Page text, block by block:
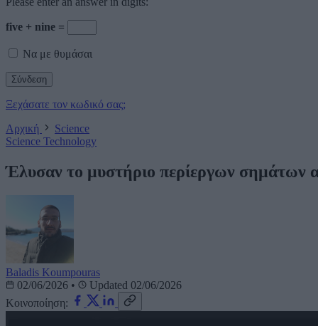
five + nine =
Να με θυμάσαι
Ξεχάσατε τον κωδικό σας;
Αρχική
Science
Science Technology
Έλυσαν το μυστήριο περίεργων σημάτων
Baladis Koumpouras
02/06/2026 •
Updated 02/06/2026
Κοινοποίηση: